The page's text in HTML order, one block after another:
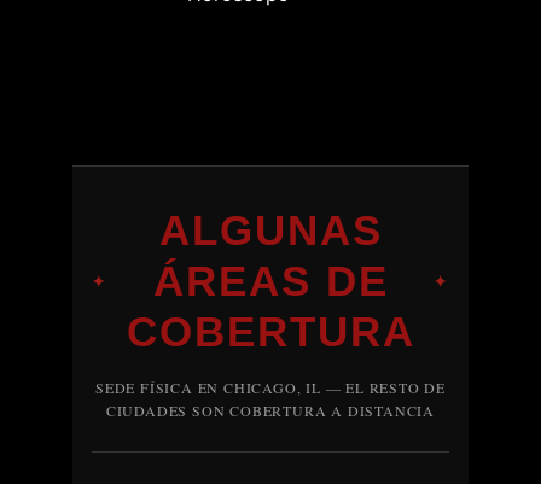
✦
ALGUNAS
ÁREAS DE
COBERTURA
✦
SEDE FÍSICA EN CHICAGO, IL — EL RESTO DE
CIUDADES SON COBERTURA A DISTANCIA